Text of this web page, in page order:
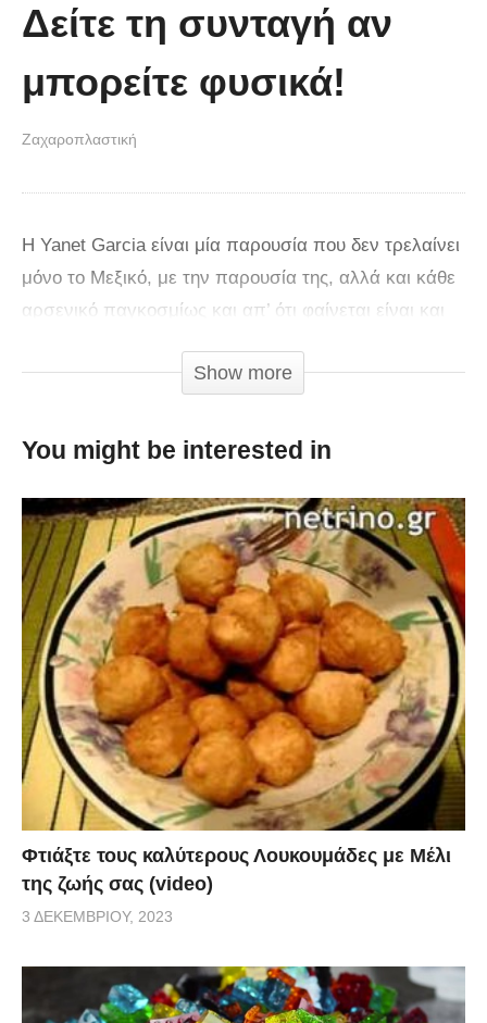
Δείτε τη συνταγή αν
μπορείτε φυσικά!
Ζαχαροπλαστική
Η Yanet Garcia είναι μία παρουσία που δεν τρελαίνει
μόνο το Μεξικό, με την παρουσία της, αλλά και κάθε
αρσενικό παγκοσμίως και απ’ ότι φαίνεται είναι και
Show more
You might be interested in
Φτιάξτε τους καλύτερους Λουκουμάδες με Μέλι
της ζωής σας (video)
3 ΔΕΚΕΜΒΡΊΟΥ, 2023